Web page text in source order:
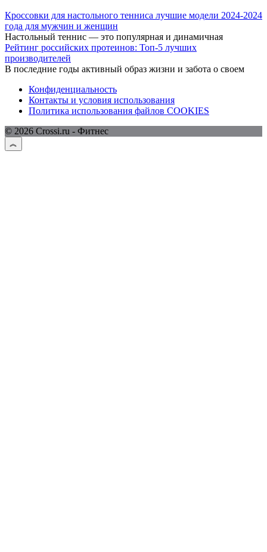
Кроссовки для настольного тенниса лучшие модели 2024-2024
года для мужчин и женщин
Настольный теннис — это популярная и динамичная
Рейтинг российских протеинов: Топ-5 лучших
производителей
В последние годы активный образ жизни и забота о своем
Конфиденциальность
Контакты и условия использования
Политика использования файлов COOKIES
© 2026 Crossi.ru - Фитнес